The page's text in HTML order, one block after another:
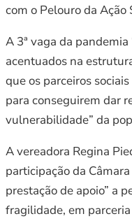
com o Pelouro da Ação
A 3ª vaga da
acentuados na
que os parceiros
para conseguirem dar
vulnerabilidade” da
A vereadora Regina
participação da
prestação de apoio” a
fragilidade, em